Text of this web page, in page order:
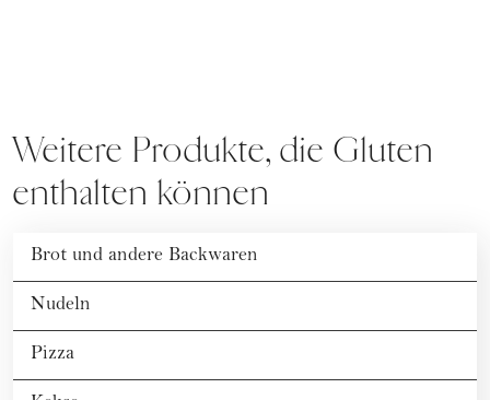
Weitere Produkte, die Gluten
enthalten können
Brot und andere Backwaren
Nudeln
Pizza